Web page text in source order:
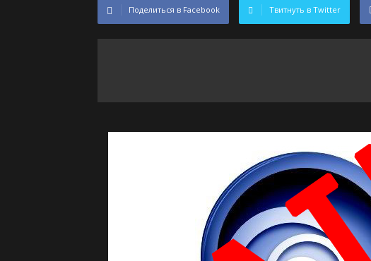
Поделиться в Facebook Твитнуть в Twitter